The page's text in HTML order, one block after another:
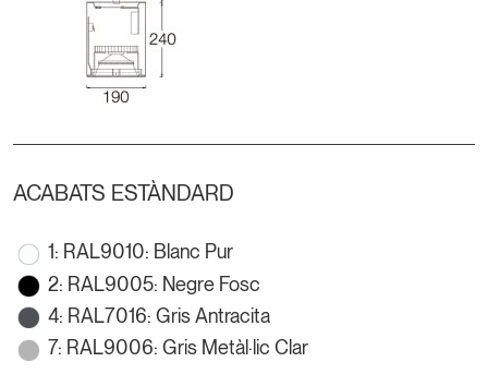
ACABATS ESTÀNDARD
1: RAL9010: Blanc Pur
2: RAL9005: Negre Fosc
4: RAL7016: Gris Antracita
7: RAL9006: Gris Metàl·lic Clar